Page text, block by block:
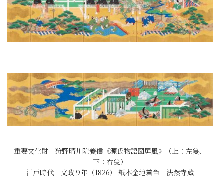
重要文化財 狩野晴川院養信《源氏物語図屏風》（上：左隻、
下：右隻）
江戸時代 文政９年（1826） 紙本金地着色 法然寺蔵